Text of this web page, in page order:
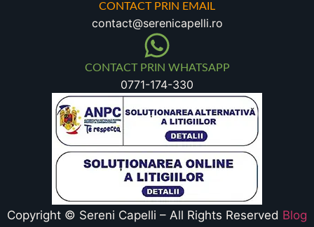
CONTACT PRIN EMAIL
contact@serenicapelli.ro
CONTACT PRIN WHATSAPP
0771-174-330
Copyright © Sereni Capelli – All Rights Reserved Blog